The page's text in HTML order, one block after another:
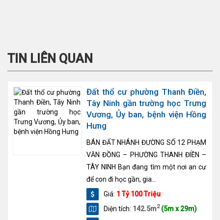
TIN LIÊN QUAN
Đất thổ cư phường Thanh Điền,
Tây Ninh gần trường học Trưng
Vương, Ủy ban, bệnh viện Hồng
Hưng
BÁN ĐẤT NHÁNH ĐƯỜNG SỐ 12 PHẠM
VĂN ĐỒNG – PHƯỜNG THANH ĐIỀN –
TÂY NINH Bạn đang tìm một nơi an cư
để con đi học gần, gia...
Giá: 1 Tỷ 100 Triệu
Diện tích: 142.5m2 (5m x 29m)